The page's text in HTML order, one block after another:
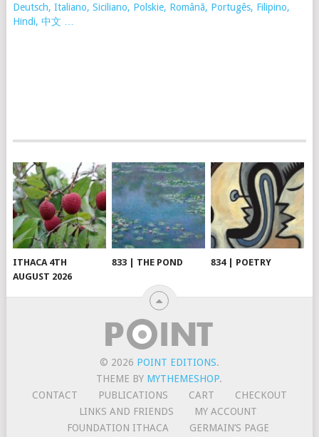
Deutsch, Italiano, Siciliano, Polskie, Românã, Portugês, Filipino,
Hindi, 中文 …
ITHACA 4TH
AUGUST 2026
833 | THE POND 834 | POETRY
© 2026 POINT EDITIONS.
THEME BY MYTHEMESHOP.
CONTACT
PUBLICATIONS CART
CHECKOUT
LINKS AND FRIENDS
MY ACCOUNT
FOUNDATION ITHACA
GERMAIN’S PAGE